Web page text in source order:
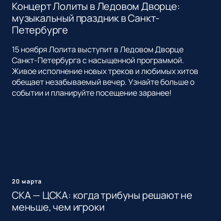
Концерт Лолиты в Ледовом Дворце:
музыкальный праздник в Санкт-
Петербурге
15 ноября Лолита выступит в Ледовом Дворце
Санкт-Петербурга с насыщенной программой.
Живое исполнение новых треков и любимых хитов
обещает незабываемый вечер. Узнайте больше о
событии и планируйте посещение заранее!
20 марта
СКА — ЦСКА: когда трибуны решают не
меньше, чем игроки